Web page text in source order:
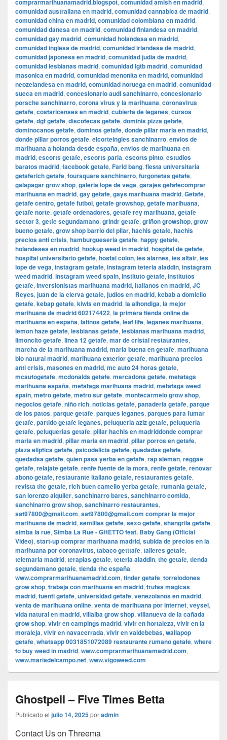
comprarmarihuanamadrid.blogspot, comunidad amish en madrid,
comunidad australiana en madrid, comunidad cannabica de madrid,
comunidad china en madrid, comunidad colombiana en madrid,
comunidad danesa en madrid, comunidad finlandesa en madrid,
comunidad gay madrid, comunidad holandesa en madrid,
comunidad inglesa de madrid, comunidad irlandesa de madrid,
comunidad japonesa en madrid, comunidad judia de madrid,
comunidad lesbianas madrid, comunidad lgtb madrid, comunidad
masonica en madrid, comunidad menonita en madrid, comunidad
neozelandesa en madrid, comunidad noruega en madrid, comunidad
sueca en madrid, concesionario audi sanchinarro, concesionario
porsche sanchinarro, corona virus y la marihuana, coronavirus
getafe, costaricenses en madrid, cubierta de leganes, cursos
getafe, dgt getafe, discotecas getafe, dominis pizza getafe,
dominocanos getafe, dominos getafe, donde pillar maria en madrid,
donde pillar porros getafe, elcorteingles sanchinarro, envios de
marihuana a holanda desde españa, envios de marihuana en
madrid, escorts getafe, escorts parla, escorts pinto, estudios
baratos madrid, facebook getafe, Farid bang, fiesta universitaria
getaferich getafe, foursquare sanchinarro, furgonetas getafe,
galapagar grow shop, galeria lope de vega, garajes getafecomprar
marihuana en madrid, gay getafe, gays marihuana madrid, Getafe,
getafe centro, getafe futbol, getafe growshop, getafe marihuana,
getafe norte, getafe ordenadores, getafe rey marihuana, getafe
sector 3, getfe segundamano, grindr getafe, griñon growshop, grow
bueno getafe, grow shop barrio del pilar, hachis getafe, hachis
precios anti crisis, hamburgueseria getafe, happy getafe,
holandeses en madrid, hookup weed in madrid, hospital de getafe,
hospital universitario getafe, hostal colon, ies alarnes, ies altair, ies
lope de vega, instagram getafe, instagram teteria aladdin, instagram
weed madrid, instagram weed spain, instituto getafe, institutos
getafe, inversionistas marihuana madrid, italianos en madrid, JC
Reyes, juan de la cierva getafe, judios en madrid, kebab a domiclio
getafe, kebap getafe, kiwis en madrid, la alhondiga, la mejor
marihuana de madrid 602174422, la primera tienda online de
marihuana en españa, latinos getafe, leaf life, leganes marihuana,
lemon haze getafe, lesbianas getafe, lesbianas marihuana madrid,
limoncito getafe, linea 12 getafe, mar de cristal restaurantes,
marcha de la marihuana madrid, maria buena en getafe, marihuana
bio natural madrid, marihuana exterior getafe, marihuana precios
anti crisis, masones en madrid, mc auto 24 horas getafe,
mcautogetafe, mcdonalds getafe, mercadona getafe, metatags
marihuana españa, metatags marihuana madrid, metatags weed
spain, metro getafe, metro sur getafe, montecarmelo grow shop,
negocios getafe, niño rich, noticias getafe, panaderia getafe, parque
de los patos, parque getafe, parques leganes, parques para fumar
getafe, partido getafe leganes, peluqueria aziz getafe, peluqueria
getafe, peluquerias getafe, pillar hachis en madriddonde comprar
maria en madrid, pillar maria en madrid, pillar porros en getafe,
plaza eliptica getafe, psicodelicia getafe, quedadas getafe,
quedadsa getafe, quien pasa yerba en getafe, rap aleman, reggae
getafe, relajate getafe, renfe fuente de la mora, renfe getafe, renovar
abono getafe, restaurante italiano getafe, restaurantes getafe,
revista thc getafe, rich buen camello yerba getafe, rumania getafe,
san lorenzo alquiler, sanchinarro bares, sanchinarro comida,
sanchinarro grow shop, sanchinarro restaurantes,
sat97800@gmail.com, sat97800@gmail.com comprar la mejor
marihuana de madrid, semillas getafe, sexo getafe, shangrila getafe,
simba la rue, Simba La Rue - GHETTO feat. Baby Gang (Official
Video), start-up comprar marihuana madrid, subida de precios en la
marihuana por coronavirus, tabaco getttafe, talleres getafe,
telemaria madrid, terapias getafe, teteria aladdin, thc getafe, tienda
segundamano getafe, tienda thc españa
www.comprarmarihuanamadrid.com, tinder getafe, torrelodones
grow shop, trabaja con marihuana en madrid, trufas magicas
madrid, tuenti getafe, universidad getafe, venezolanos en madrid,
venta de marihuana online, venta de marihuana por internet, veysel,
vida natural en madrid, villalba grow shop, villanueva de la cañada
grow shop, vivir en campings madrid, vivir en hortaleza, vivir en la
moraleja, vivir en navacerrada, vivir en valdebebas, wallapop
getafe, whatsapp 0031851072089 restaurante rumano getafe, where
to buy weed in madrid, www.comprarmarihuanamadrid.com,
www.mariadelcampo.net, www.vigoweed.com
Ghostpell – Five Times Betta
Publicado el julio 14, 2025poradmin
Contact Us on Threema